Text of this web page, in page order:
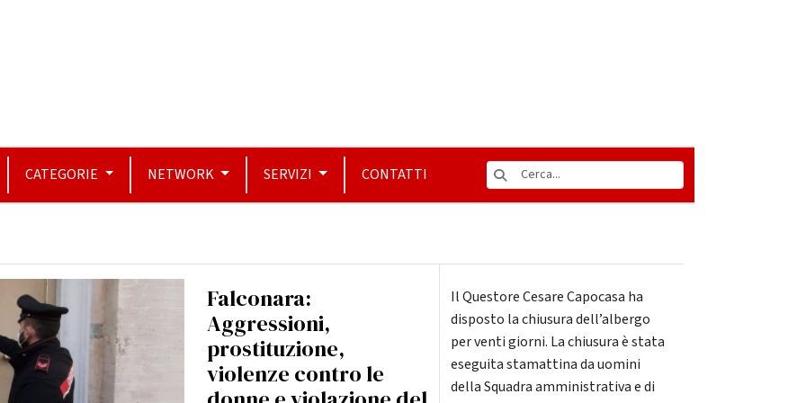
CATEGORIE NETWORK SERVIZI CONTATTI
Falconara:
Aggressioni,
prostituzione,
violenze contro le
Il Questore Cesare Capocasa ha
disposto la chiusura dell’albergo
per venti giorni. La chiusura è stata
eseguita stamattina da uomini
della Squadra amministrativa e di